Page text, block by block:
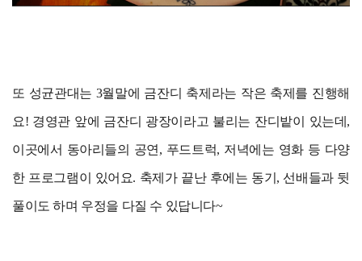
또 성균관대는 3월말에 금잔디 축제라는 작은 축제를 진행해
요! 경영관 앞에 금잔디 광장이라고 불리는 잔디밭이 있는데,
이곳에서 동아리들의 공연, 푸드트럭, 저녁에는 영화 등 다양
한 프로그램이 있어요. 축제가 끝난 후에는 동기, 선배들과 뒷
풀이도 하며 우정을 다질 수 있답니다~